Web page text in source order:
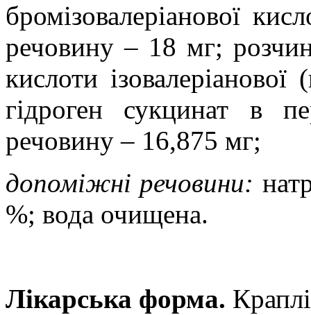
бромізовалеріанової
речовину–18 мг;
кислоти ізовалеріанової
гідроген сукцинат в
речовину– 16,875 мг;
допоміжні речовини:
%; вода очищена.
Лікарська форма.